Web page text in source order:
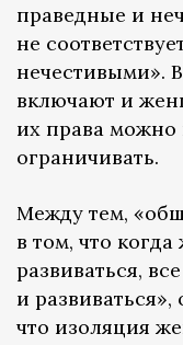
праведные и
не
нечестивыми».
включают и
их права можно
ограничивать.
Между тем,
в том, что
развиваться,
и
что изоляция